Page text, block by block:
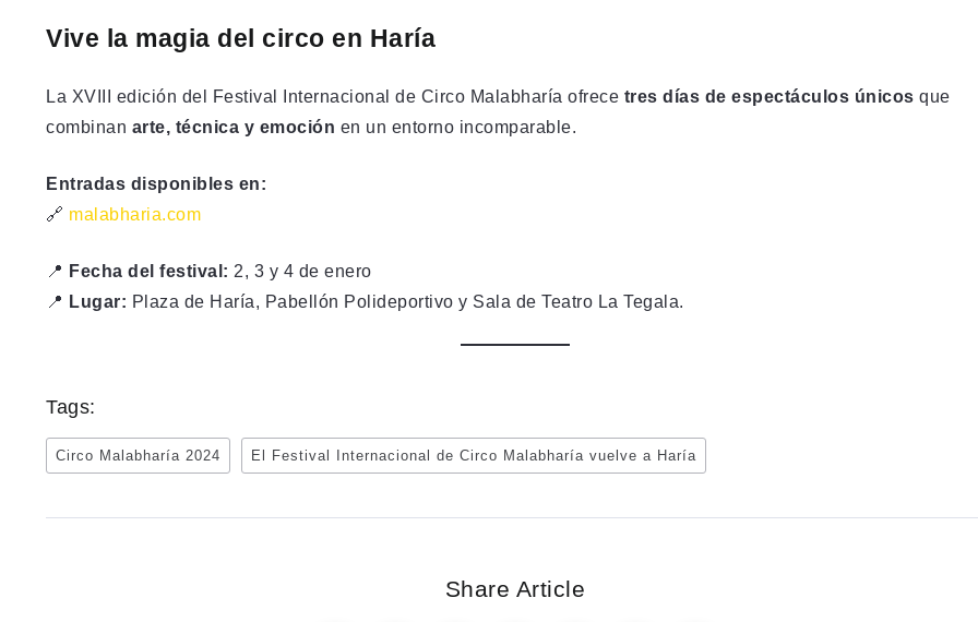
Vive la magia del circo en Haría
La XVIII edición del Festival Internacional de Circo Malabharía ofrece tres días de espectáculos únicos que
combinan arte, técnica y emoción en un entorno incomparable.
Entradas disponibles en:
🔗 malabharia.com
📍 Fecha del festival: 2, 3 y 4 de enero
📍 Lugar: Plaza de Haría, Pabellón Polideportivo y Sala de Teatro La Tegala.
Tags:
Circo Malabharía 2024 El Festival Internacional de Circo Malabharía vuelve a Haría
Share Article